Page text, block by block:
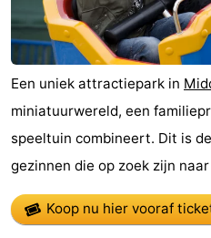
Kop
van
Schouwen
-
Veere
-
Natuur
Oranjezon
Oostkapelle
-
de
Westkapelle
-
Een uniek attractiepark in
miniatuurwereld, een
speeltuin combineert. Dit is
gezinnen die op zoek zijn
Koop nu hier vooraf